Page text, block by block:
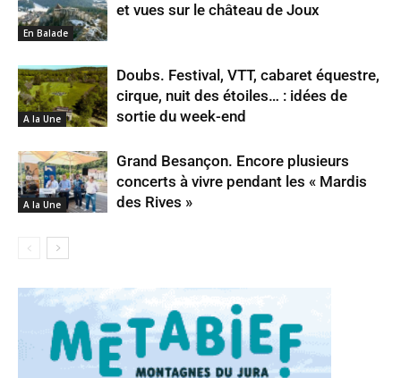
En Balade
et vues sur le château de Joux
A la Une
Doubs. Festival, VTT, cabaret équestre,
cirque, nuit des étoiles… : idées de
sortie du week-end
A la Une
Grand Besançon. Encore plusieurs
concerts à vivre pendant les « Mardis
des Rives »